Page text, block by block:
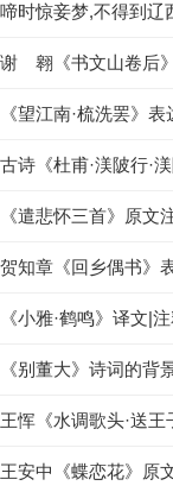
啼时惊妾梦,不得到辽
谢 翱《书文山卷后
《望江南·梳洗罢》
古诗《杜甫·渼陂行·
《遣悲怀三首》原文
贺知章《回乡偶书》
《小雅·鹤鸣》译文|
《别董大》诗词的背
王恽《水调歌头·送
王安中《蝶恋花》原